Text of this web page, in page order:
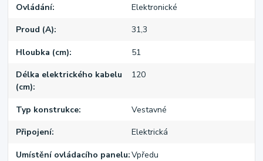
Ovládání Elektronické
Proud (A) 31,3
Hloubka (cm) 51
Délka elektrického kabelu
(cm)
120
Typ konstrukce Vestavné
Připojení Elektrická
Umístění ovládacího panelu Vpředu